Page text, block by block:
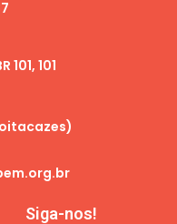
Siga-nos!
@bemfazbem